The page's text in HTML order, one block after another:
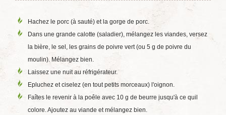
Hachez le porc (à sauté) et la gorge de porc.
Dans une grande calotte (saladier), mélangez les viandes, versez
la bière, le sel, les grains de poivre vert (ou 5 g de poivre du
moulin). Mélangez bien.
Laissez une nuit au réfrigérateur.
Epluchez et ciselez (en tout petits morceaux) l'oignon.
Faîtes le revenir à la poêle avec 10 g de beurre jusqu'à ce quil
colore. Ajoutez au viande et mélangez bien.